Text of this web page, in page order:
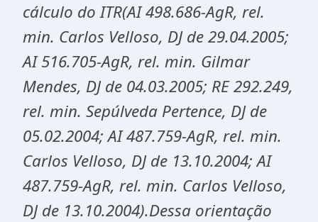
cálculo do ITR(AI 498.686-AgR, rel.
min. Carlos Velloso, DJ de 29.04.2005;
AI 516.705-AgR, rel. min. Gilmar
Mendes, DJ de 04.03.2005; RE 292.249,
rel. min. Sepúlveda Pertence, DJ de
05.02.2004; AI 487.759-AgR, rel. min.
Carlos Velloso, DJ de 13.10.2004; AI
487.759-AgR, rel. min. Carlos Velloso,
DJ de 13.10.2004).Dessa orientação